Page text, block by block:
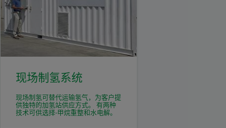
现场制氢系统
现场制氢可替代运输氢气，为客户提
供独特的加氢站供应方式。 有两种
技术可供选择-甲烷重整和水电解。